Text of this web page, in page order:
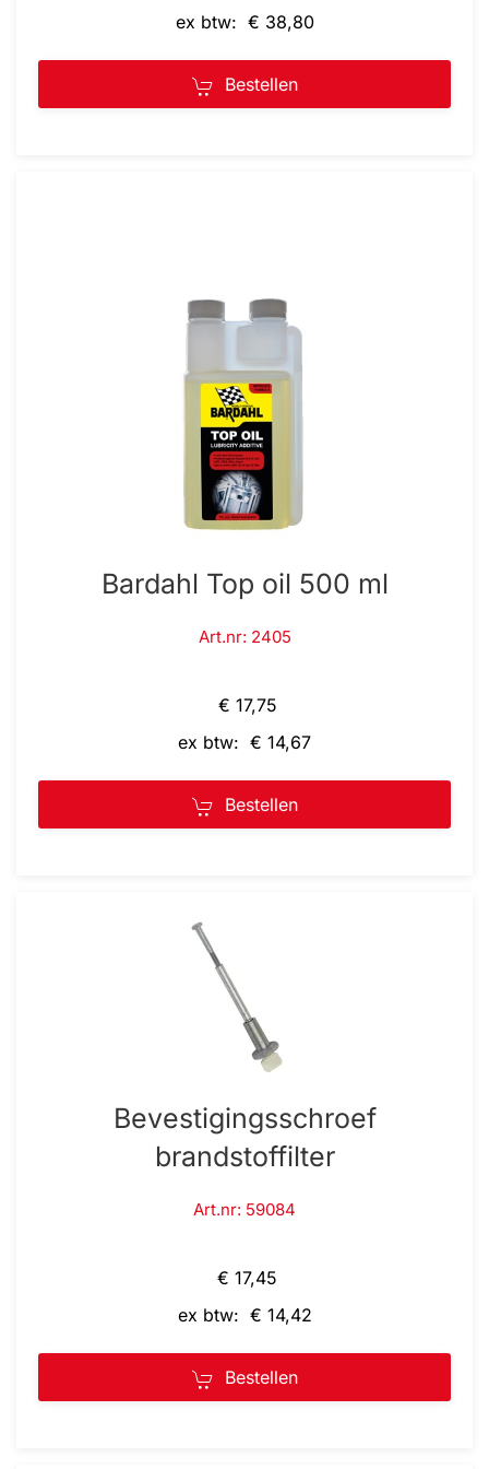
ex btw: € 38,80
Bestellen
Bardahl Top oil 500 ml
Art.nr: 2405
€ 17,75
ex btw: € 14,67
Bestellen
Bevestigingsschroef
brandstoffilter
Art.nr: 59084
€ 17,45
ex btw: € 14,42
Bestellen